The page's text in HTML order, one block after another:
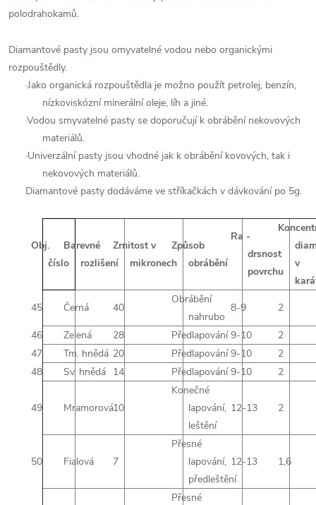
polodrahokamů.
Diamantové pasty jsou omyvatelné vodou nebo organickými
rozpouštědly.
·Jako organická rozpouštědla je možno použít petrolej, benzín,
nízkoviskózní minerální oleje, líh a jiné.
·Vodou smyvatelné pasty se doporučují k obrábění nekovových
materiálů.
·Univerzální pasty jsou vhodné jak k obrábění kovových, tak i
nekovových materiálů.
Diamantové pasty dodáváme ve stříkačkách v dávkování po 5g.
Obj.
číslo
Barevné
rozlišení
Zrnitost v
mikronech
Způsob
obrábění
Ra -
drsnost
povrchu
v
45
Černá 40
Obrábění
nahrubo
8-9 2
46 Zelená 28 Předlapování 9-10
2
47
Tm. hnědá 20 Předlapování 9-10
2
48
Sv. hnědá 14 Předlapování 9-10 2
49 Mramorová10
Konečné
lapování,
leštění
12-13 2
50 Fialová 7
Přesné
lapování,
předleštění
12-13 1,6
Přesné